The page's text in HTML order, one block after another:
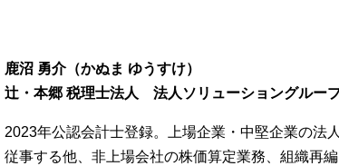
鹿沼 勇介（かぬま ゆうすけ）
辻・本郷 税理士法人 法人ソリューショングルー
2023年公認会計士登録。上場企業・中堅企業の法
従事する他、非上場会社の株価算定業務、組織再